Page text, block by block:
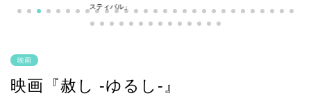
スティバル」
映画
映画『赦し -ゆるし-』